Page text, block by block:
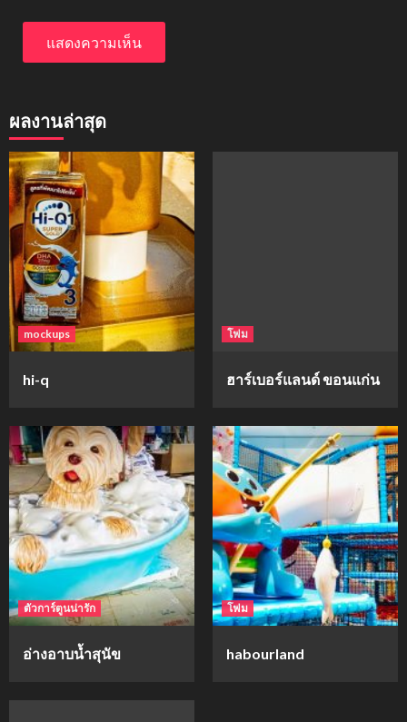
ผลงานล่าสุด
mockups
hi-q
โฟม
ฮาร์เบอร์แลนด์ ขอนแก่น
ตัวการ์ตูนน่ารัก
อ่างอาบน้ำสุนัข
โฟม
habourland